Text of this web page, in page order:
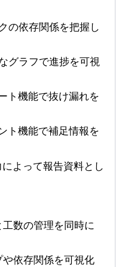
の依存関係を把握し
グラフで進捗を可視
ト機能で抜け漏れを
ト機能で補足情報を
よって報告資料とし
数の管理を同時に
依存関係を可視化